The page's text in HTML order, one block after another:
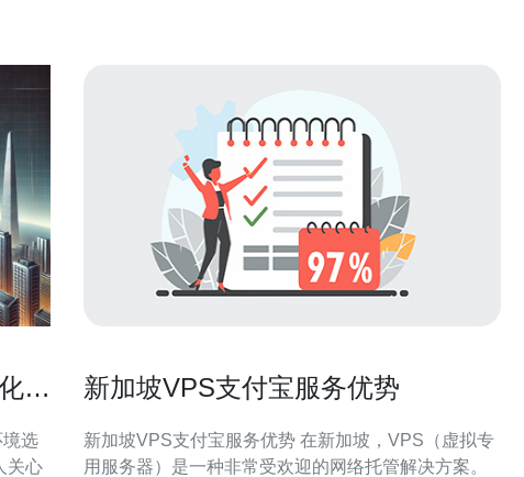
与
选
关心
新加坡VPS支付宝服务优势
新加坡VPS支付宝服务优势 在新加坡，VPS（虚拟专
用服务器）是一种非常受欢迎的网络托管解决方案。